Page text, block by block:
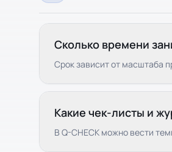
Сколько времени
Срок зависит от масштаба
Какие чек-листы и
В Q-CHECK можно вести